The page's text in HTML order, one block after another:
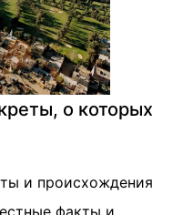
о которых
и происхождения
факты и